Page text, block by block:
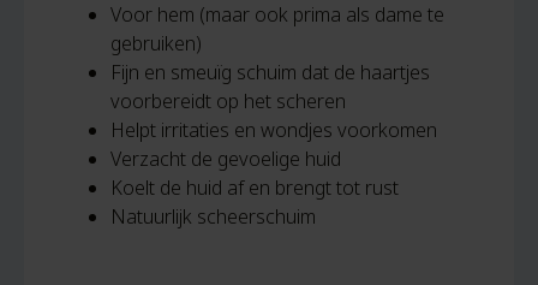
Voor hem (maar ook prima als dame te
gebruiken)
Fijn en smeuïg schuim dat de haartjes
voorbereidt op het scheren
Helpt irritaties en wondjes voorkomen
Verzacht de gevoelige huid
Koelt de huid af en brengt tot rust
Natuurlijk scheerschuim